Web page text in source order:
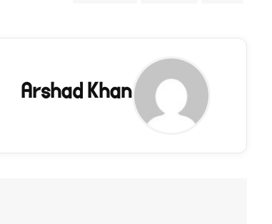
Arshad Khan